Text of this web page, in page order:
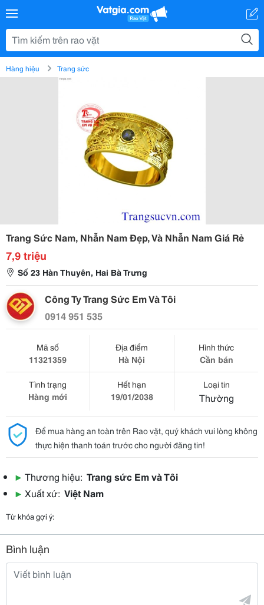
Hàng hiệu Trang sức
Trang Sức Nam, Nhẫn Nam Đẹp, Và Nhẫn Nam Giá Rẻ
7,9 triệu
Số 23 Hàn Thuyên, Hai Bà Trưng
Công Ty Trang Sức Em Và Tôi
0914 951 535
Mã số
11321359
Địa điểm
Hà Nội
Hình thức
Cần bán
Tình trạng
Hàng mới
Hết hạn
19/01/2038
Loại tin
Thường
Để mua hàng an toàn trên Rao vặt, quý khách vui lòng không
thực hiện thanh toán trước cho người đăng tin!
▶ Thương hiệu: Trang sức Em và Tôi
▶ Xuất xứ: Việt Nam
Từ khóa gợi ý:
Bình luận